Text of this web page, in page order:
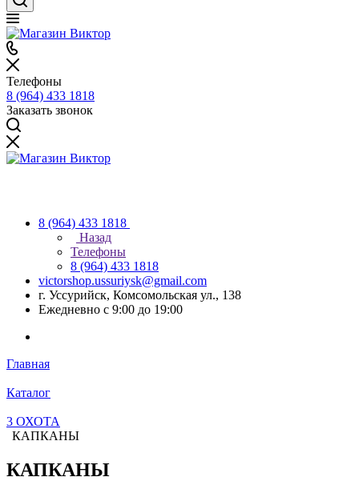
Телефоны
8 (964) 433 1818
Заказать звонок
8 (964) 433 1818
Назад
Телефоны
8 (964) 433 1818
victorshop.ussuriysk@gmail.com
г. Уссурийск, Комсомольская ул., 138
Ежедневно с 9:00 до 19:00
Главная
Каталог
3 ОХОТА
КАПКАНЫ
КАПКАНЫ